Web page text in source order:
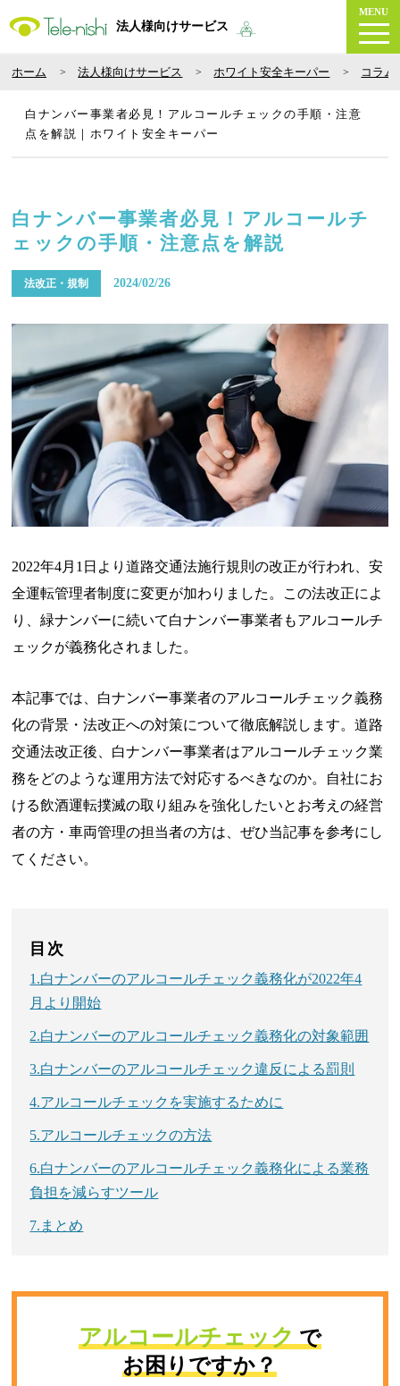
法人様向けサービス
MENU
ホーム 法人様向けサービス ホワイト安全キーパー コラム
白ナンバー事業者必見！アルコールチェックの手順・注意
点を解説｜ホワイト安全キーパー
白ナンバー事業者必見！アルコールチ
ェックの手順・注意点を解説
法改正・規制 2024/02/26
2022年4月1日より道路交通法施行規則の改正が行われ、安
全運転管理者制度に変更が加わりました。この法改正によ
り、緑ナンバーに続いて白ナンバー事業者もアルコールチ
ェックが義務化されました。
本記事では、白ナンバー事業者のアルコールチェック義務
化の背景・法改正への対策について徹底解説します。道路
交通法改正後、白ナンバー事業者はアルコールチェック業
務をどのような運用方法で対応するべきなのか。自社にお
ける飲酒運転撲滅の取り組みを強化したいとお考えの経営
者の方・車両管理の担当者の方は、ぜひ当記事を参考にし
てください。
目次
1.白ナンバーのアルコールチェック義務化が2022年4
月より開始
2.白ナンバーのアルコールチェック義務化の対象範囲
3.白ナンバーのアルコールチェック違反による罰則
4.アルコールチェックを実施するために
5.アルコールチェックの方法
6.白ナンバーのアルコールチェック義務化による業務
負担を減らすツール
7.まとめ
アルコールチェックで
お困りですか？